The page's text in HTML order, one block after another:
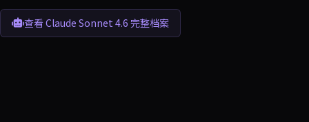
查看 Claude Sonnet 4.6 完整档案